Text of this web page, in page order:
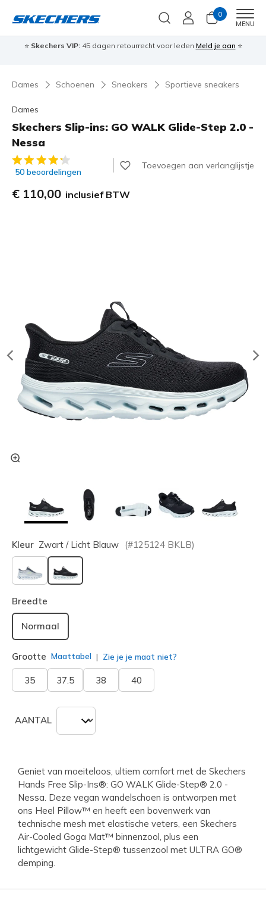
0
MENU
⭐ Skechers VIP:45 dagen retourrecht voor leden Meld je aan ⭐
Dames Schoenen Sneakers Sportieve sneakers
Dames
Skechers Slip-ins: GO WALK Glide-Step 2.0 -
Nessa
3,2 van de 5 klantbeoordelingen
50 beoordelingen
Toevoegen aan verlanglijstje
€ 110,00 inclusief BTW
Kleur Zwart / Licht Blauw (#125124 BKLB)
geselecteerd
Breedte
Normaal
Grootte Maattabel Zie je je maat niet?
35 37.5 38 40
AANTAL
Geniet van moeiteloos, ultiem comfort met de Skechers
Hands Free Slip-Ins®: GO WALK Glide-Step® 2.0 -
Nessa. Deze vegan wandelschoen is ontworpen met
ons Heel Pillow™ en heeft een bovenwerk van
technische mesh met elastische veters, een Skechers
Air-Cooled Goga Mat™ binnenzool, plus een
lichtgewicht Glide-Step® tussenzool met ULTRA GO®
demping.